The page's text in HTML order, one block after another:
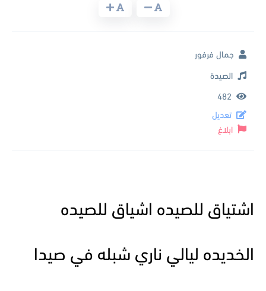
اشتياق للصيده اشياق للصيده
الخديده ليالي ناري شبله في صيدا
جمال فرفور
الصيدة
482
تعديل
ابلاغ